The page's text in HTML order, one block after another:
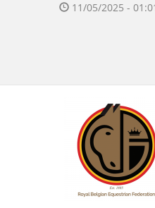
11/05/2025 -